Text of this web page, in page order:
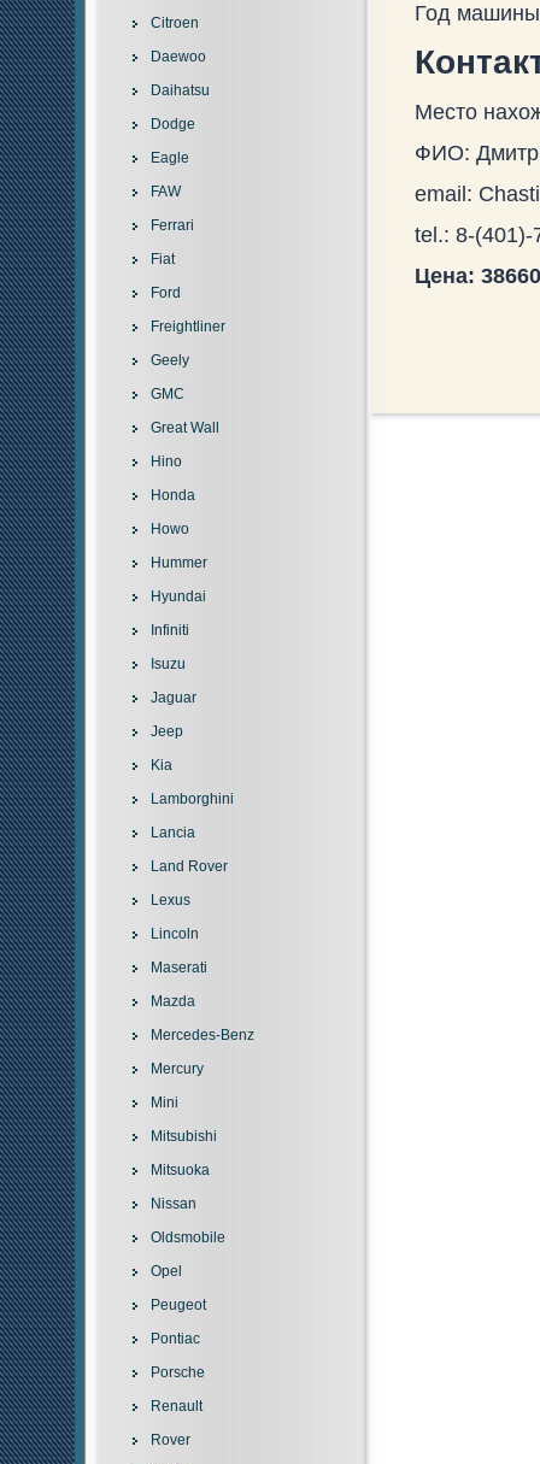
Citroen
Daewoo
Daihatsu
Dodge
Eagle
FAW
Ferrari
Fiat
Ford
Freightliner
Geely
GMC
Great Wall
Hino
Honda
Howo
Hummer
Hyundai
Infiniti
Isuzu
Jaguar
Jeep
Kia
Lamborghini
Lancia
Land Rover
Lexus
Lincoln
Maserati
Mazda
Mercedes-Benz
Mercury
Mini
Mitsubishi
Mitsuoka
Nissan
Oldsmobile
Opel
Peugeot
Pontiac
Porsche
Renault
Rover
Год
Место
ФИО:
email:
tel.: 8-(401)-
Цена: